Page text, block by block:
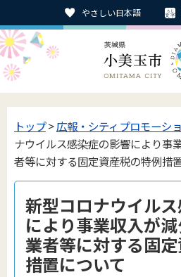
やさしい日本語
トップ>広報・シティプロモーシ
ナウイルス感染症の影響により事
者等に対する固定資産税の特例措
新型コロナウイル
により事業収入が
業者等に対する固
措置について